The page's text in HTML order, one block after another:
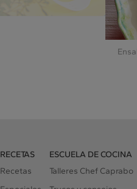
RECETAS
Recetas
ESCUELA DE COCINA
Talleres Chef Caprabo